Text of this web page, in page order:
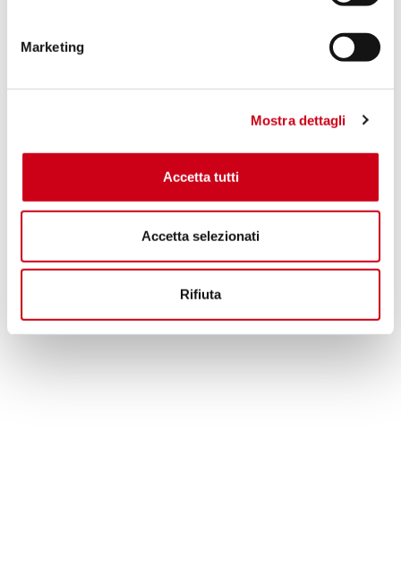
Marketing
Mostra dettagli
Accetta tutti
Accetta selezionati
Rifiuta
1 570,00 CHF
DÉTAILS
PRODUIT